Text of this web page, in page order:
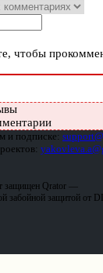
чтобы
и подписке:
защищен Qrator —
забойной защитой от